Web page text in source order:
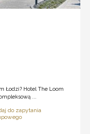
Łodzi? Hotel The Loom
...